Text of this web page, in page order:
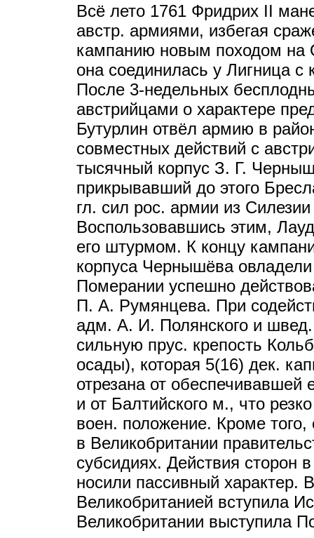
Всё лето 1761 Фридрих II
австр. армиями, избегая
кампанию новым походом на
она соединилась у Лигница
После 3-недельных
австрийцами о характере
Бутурлин отвёл армию в
совместных действий с
тысячный корпус З. Г.
прикрывавший до этого
гл. сил рос. армии из
Воспользовавшись этим,
его штурмом. К концу
корпуса Чернышёва
Померании успешно
П. А. Румянцева. При
адм. А. И. Полянского и
сильную прус. крепость
осады), которая 5(16) дек.
отрезана от
и от Балтийского м., что
воен. положение. Кроме
в Великобритании
субсидиях. Действия сторон
носили пассивный характер.
Великобританией вступила
Великобритании выступила